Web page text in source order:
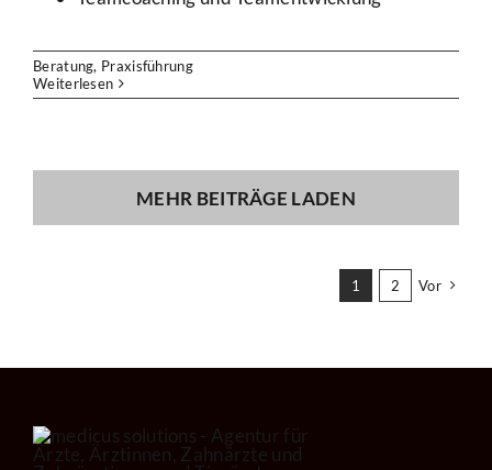
Beratung, Praxisführung
Weiterlesen
MEHR BEITRÄGE LADEN
1 2 Vor